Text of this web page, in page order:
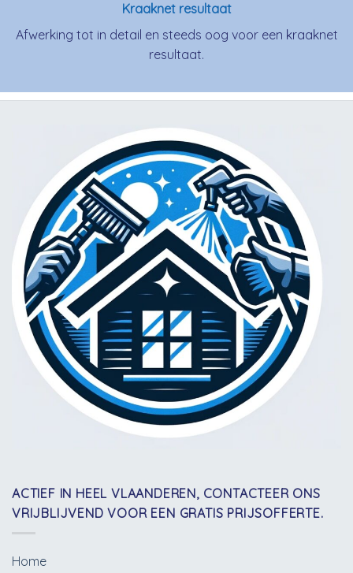
Kraaknet resultaat
Afwerking tot in detail en steeds oog voor een kraaknet
resultaat.
ACTIEF IN HEEL VLAANDEREN, CONTACTEER ONS
VRIJBLIJVEND VOOR EEN GRATIS PRIJSOFFERTE.
Home